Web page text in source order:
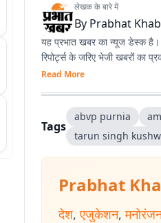
लेखक के बारे में
By Prabhat
यह प्रभात खबर का न्यूज डेस्क है।
रिपोर्ट्स के जरिए भेजी खबरों का
Read More
Tags
abvp purnia
tarun singh
Prabhat
देश, एजुकेशन,